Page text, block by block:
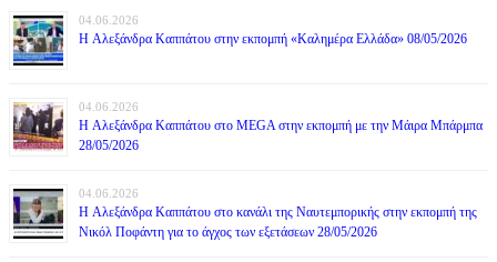
04.06.2026
H Αλεξάνδρα Καππάτου στην εκπομπή «Καλημέρα Ελλάδα» 08/05/2026
04.06.2026
H Αλεξάνδρα Καππάτου στο MEGA στην εκπομπή με την Μάιρα Mπάρμπα
28/05/2026
04.06.2026
H Αλεξάνδρα Καππάτου στο κανάλι της Ναυτεμπορικής στην εκπομπή της
Νικόλ Ποφάντη για το άγχος των εξετάσεων 28/05/2026